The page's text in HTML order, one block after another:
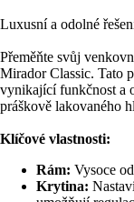
Luxusní a odolné
Přeměňte svůj
Mirador Classic. Tato
vynikající funkčnost a
práškově lakovaného
Klíčové vlastnosti:
Rám: Vysoce
Krytina: